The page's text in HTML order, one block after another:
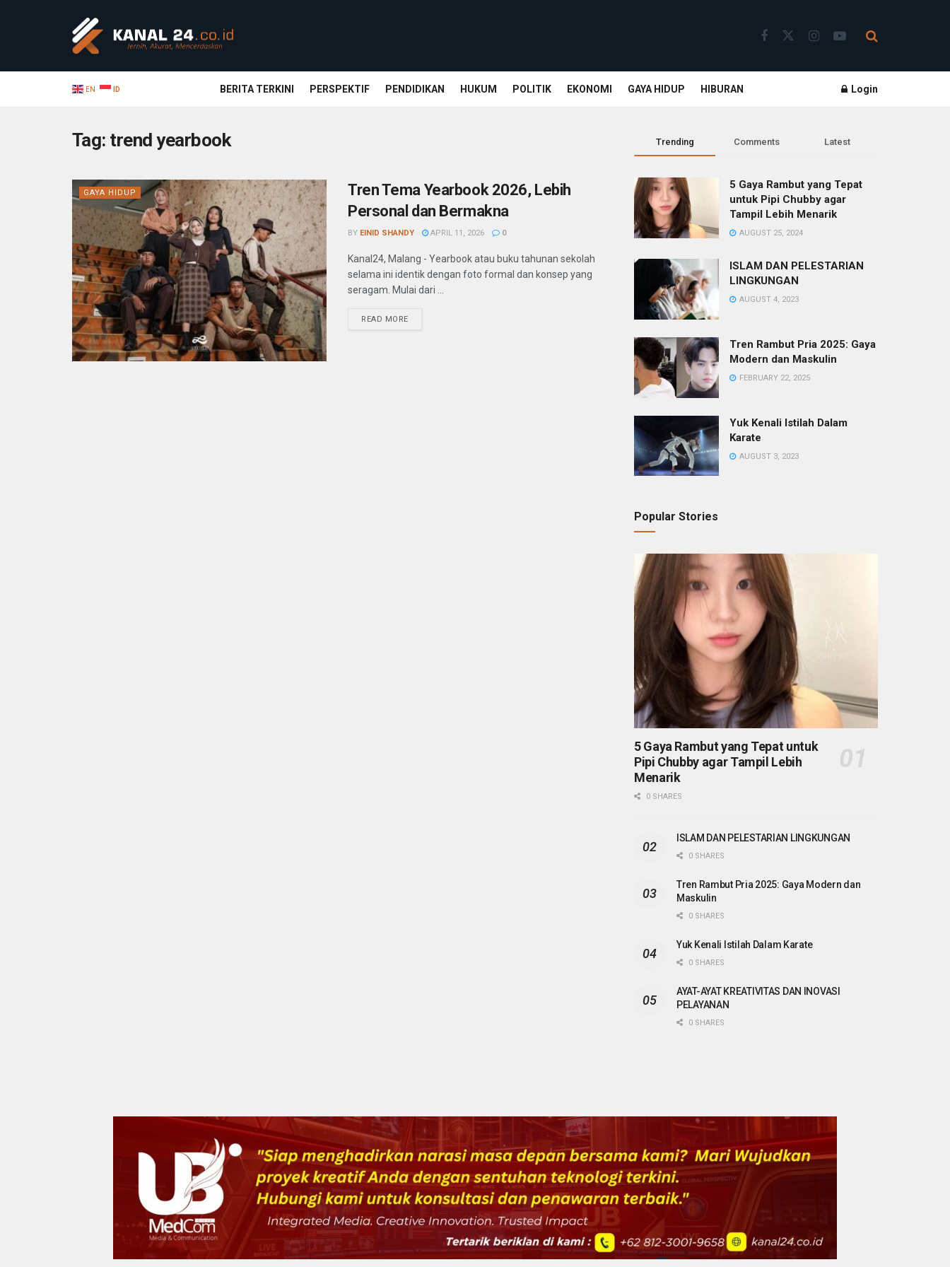
EN ID BERITA TERKINI PERSPEKTIF PENDIDIKAN HUKUM POLITIK EKONOMI GAYA HIDUP HIBURAN Login
Tag: trend yearbook
GAYA HIDUP
Tren Tema Yearbook 2026, Lebih
Personal dan Bermakna
BY EINID SHANDY APRIL 11, 2026 0
Kanal24, Malang - Yearbook atau buku tahunan sekolah
selama ini identik dengan foto formal dan konsep yang
seragam. Mulai dari ...
READ MORE
Trending Comments Latest
5 Gaya Rambut yang Tepat
untuk Pipi Chubby agar
Tampil Lebih Menarik
AUGUST 25, 2024
ISLAM DAN PELESTARIAN
LINGKUNGAN
AUGUST 4, 2023
Tren Rambut Pria 2025: Gaya
Modern dan Maskulin
FEBRUARY 22, 2025
Yuk Kenali Istilah Dalam
Karate
AUGUST 3, 2023
Popular Stories
5 Gaya Rambut yang Tepat untuk
Pipi Chubby agar Tampil Lebih
Menarik
0 SHARES
ISLAM DAN PELESTARIAN LINGKUNGAN
0 SHARES
Tren Rambut Pria 2025: Gaya Modern dan
Maskulin
0 SHARES
Yuk Kenali Istilah Dalam Karate
0 SHARES
AYAT-AYAT KREATIVITAS DAN INOVASI
PELAYANAN
0 SHARES